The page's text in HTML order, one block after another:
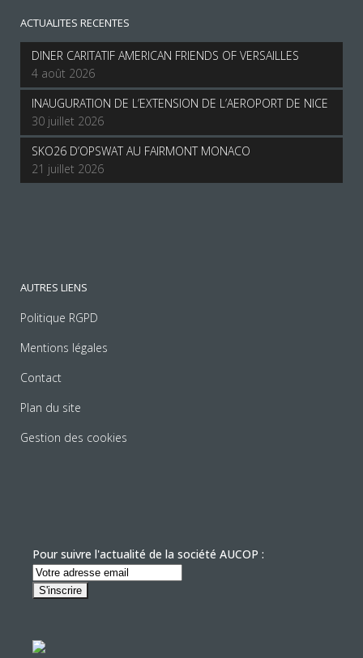
ACTUALITES RECENTES
DINER CARITATIF AMERICAN FRIENDS OF VERSAILLES
4 août 2026
INAUGURATION DE L’EXTENSION DE L’AEROPORT DE NICE
30 juillet 2026
SKO26 D’OPSWAT AU FAIRMONT MONACO
21 juillet 2026
AUTRES LIENS
Politique RGPD
Mentions légales
Contact
Plan du site
Gestion des cookies
Pour suivre l'actualité de la société AUCOP :